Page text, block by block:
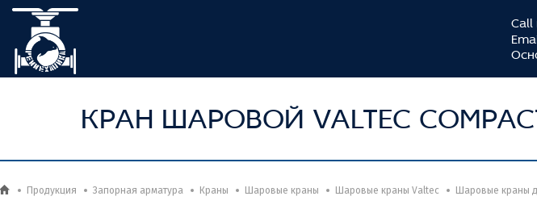
Call
КРАН ШАРОВОЙ VALTEC
Продукция Запорная арматура Краны Шаровые краны Шаровые краны Valtec Шаровые краны